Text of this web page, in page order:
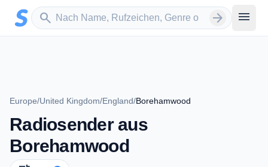
Zum Hauptinhalt springen
search
Sender suchen arrow_forward menu
Europe/United Kingdom/England/Borehamwood
Radiosender aus
Borehamwood